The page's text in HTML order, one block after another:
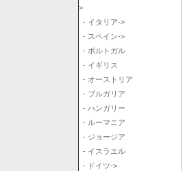
>
- イタリア->
- スペイン->
- ポルトガル
- イギリス
- オーストリア
- ブルガリア
- ハンガリー
- ルーマニア
- ジョージア
- イスラエル
- ドイツ->